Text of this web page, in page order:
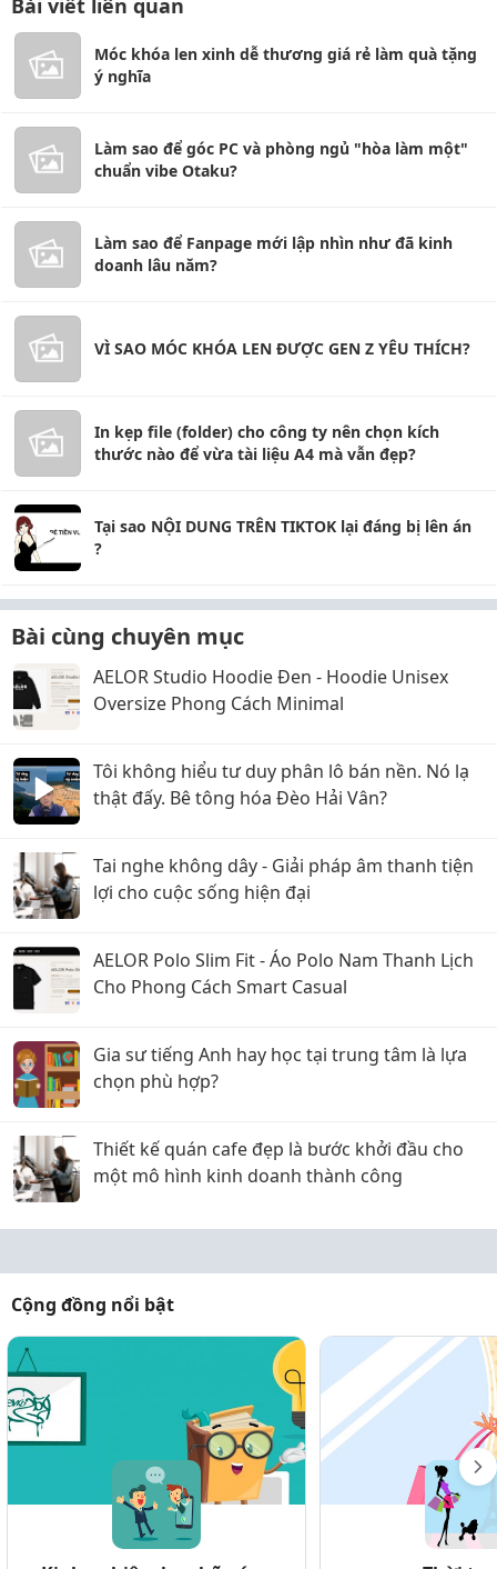
Bài viết liên quan
Móc khóa len xinh dễ thương giá rẻ làm quà tặng
ý nghĩa
Làm sao để góc PC và phòng ngủ "hòa làm một"
chuẩn vibe Otaku?
Làm sao để Fanpage mới lập nhìn như đã kinh
doanh lâu năm?
VÌ SAO MÓC KHÓA LEN ĐƯỢC GEN Z YÊU THÍCH?
In kẹp file (folder) cho công ty nên chọn kích
thước nào để vừa tài liệu A4 mà vẫn đẹp?
Tại sao NỘI DUNG TRÊN TIKTOK lại đáng bị lên án
?
Bài cùng chuyên mục
AELOR Studio Hoodie Đen - Hoodie Unisex
Oversize Phong Cách Minimal
Tôi không hiểu tư duy phân lô bán nền. Nó lạ
thật đấy. Bê tông hóa Đèo Hải Vân?
Tai nghe không dây - Giải pháp âm thanh tiện
lợi cho cuộc sống hiện đại
AELOR Polo Slim Fit - Áo Polo Nam Thanh Lịch
Cho Phong Cách Smart Casual
Gia sư tiếng Anh hay học tại trung tâm là lựa
chọn phù hợp?
Thiết kế quán cafe đẹp là bước khởi đầu cho
một mô hình kinh doanh thành công
Cộng đồng nổi bật